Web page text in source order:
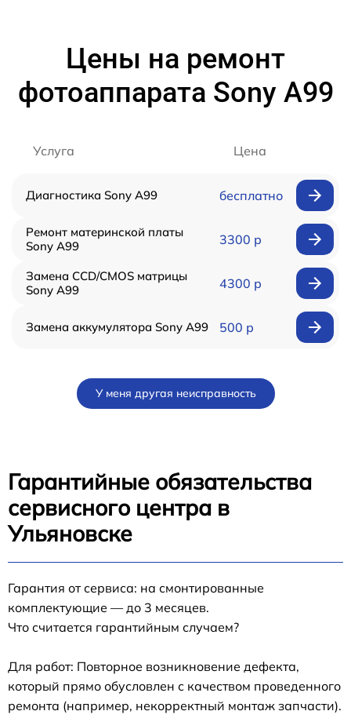
Цены на ремонт
фотоаппарата Sony A99
Услуга Цена
Диагностика Sony A99 бесплатно
Ремонт материнской платы
Sony A99
3300 р
Замена CCD/CMOS матрицы
Sony A99
4300 р
Замена аккумулятора Sony A99 500 р
У меня другая неисправность
Гарантийные обязательства
сервисного центра в
Ульяновске
Гарантия от сервиса: на смонтированные
комплектующие — до 3 месяцев.
Что считается гарантийным случаем?
Для работ: Повторное возникновение дефекта,
который прямо обусловлен с качеством проведенного
ремонта (например, некорректный монтаж запчасти).